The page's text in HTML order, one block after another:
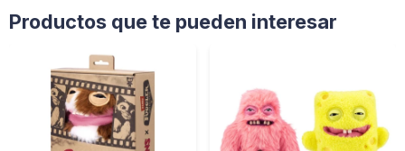
Productos que te pueden interesar